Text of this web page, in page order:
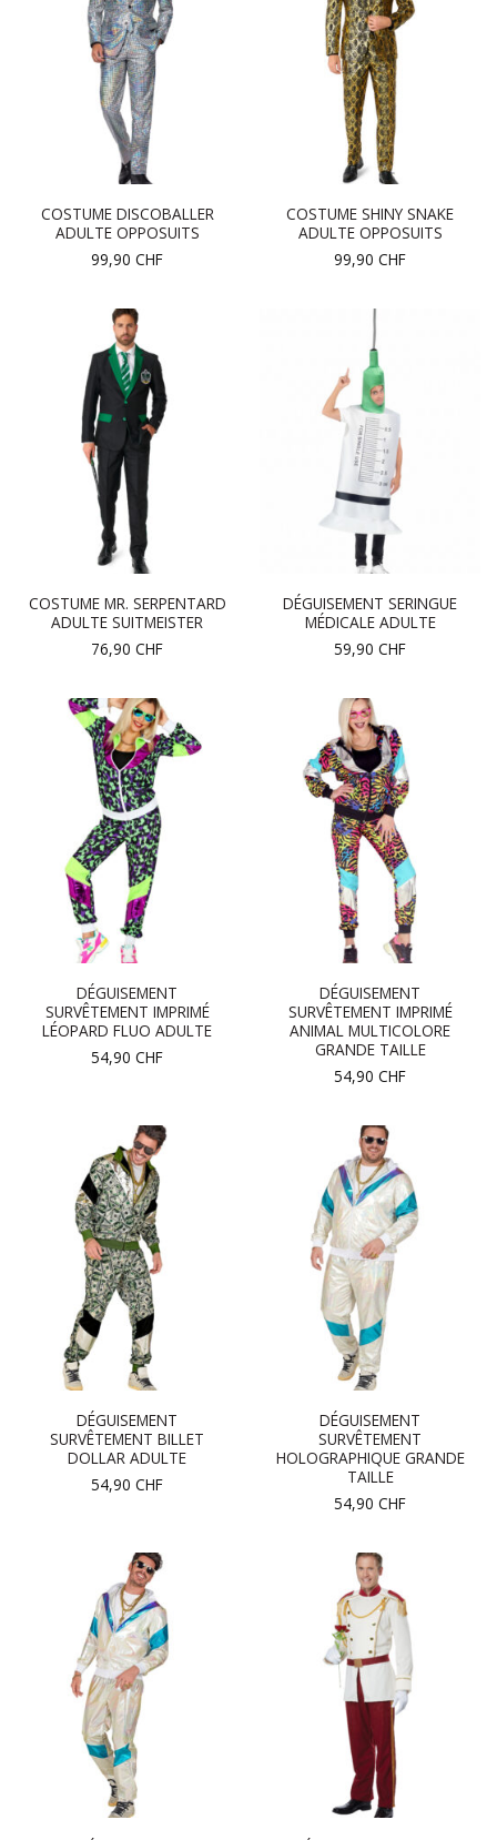
COSTUME DISCOBALLER
ADULTE OPPOSUITS
99,90 CHF
COSTUME SHINY SNAKE
ADULTE OPPOSUITS
99,90 CHF
COSTUME MR. SERPENTARD
ADULTE SUITMEISTER
76,90 CHF
DÉGUISEMENT SERINGUE
MÉDICALE ADULTE
59,90 CHF
DÉGUISEMENT
SURVÊTEMENT IMPRIMÉ
LÉOPARD FLUO ADULTE
54,90 CHF
DÉGUISEMENT
SURVÊTEMENT IMPRIMÉ
ANIMAL MULTICOLORE
GRANDE TAILLE
54,90 CHF
DÉGUISEMENT
SURVÊTEMENT BILLET
DOLLAR ADULTE
54,90 CHF
DÉGUISEMENT
SURVÊTEMENT
HOLOGRAPHIQUE GRANDE
TAILLE
54,90 CHF